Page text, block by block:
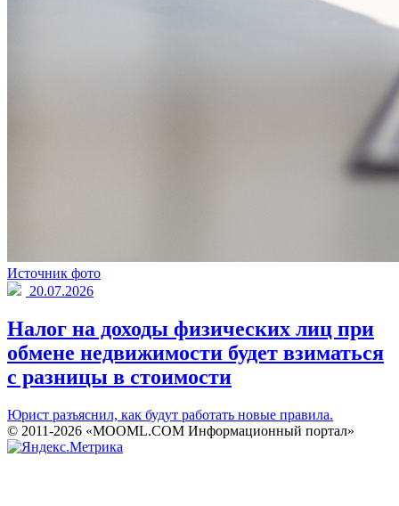
Источник фото
20.07.2026
Налог на доходы физических лиц при
обмене недвижимости будет взиматься
с разницы в стоимости
Юрист разъяснил, как будут работать новые правила.
© 2011-2026 «MOOML.COM Информационный портал»